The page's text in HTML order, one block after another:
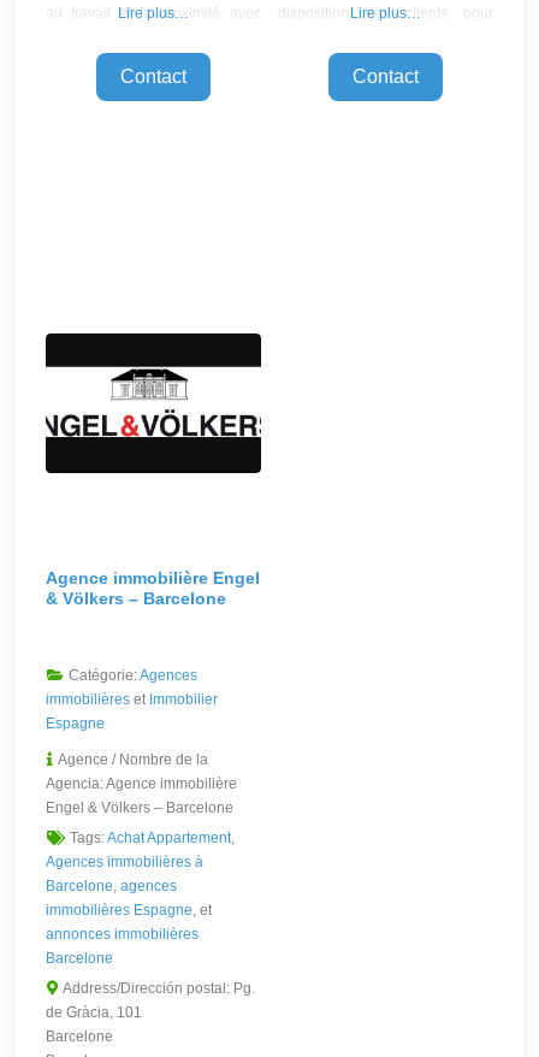
au travail et la proximité avec
consolider un vaste réseau de
bureaux répartis dans les
Lire plus…
Contact
disposition des clients pour
propriétés à Barcelone et
Hospitalet de Llobregat, que ce
Lire plus…
Contact
Agence immobilière Engel
& Völkers – Barcelone
Catégorie:Agences
immobilières et Immobilier
Espagne
Agence / Nombre de la
Agencia:Agence immobilière
Engel & Völkers – Barcelone
Tags:Achat Appartement,
Agences immobilières à
Barcelone, agences
immobilières Espagne, et
annonces immobilières
Barcelone
Address/Dirección postal: Pg.
de Gràcia, 101
Barcelone